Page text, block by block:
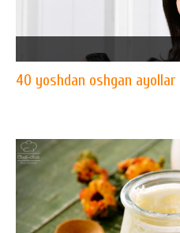
40 yoshdan oshgan